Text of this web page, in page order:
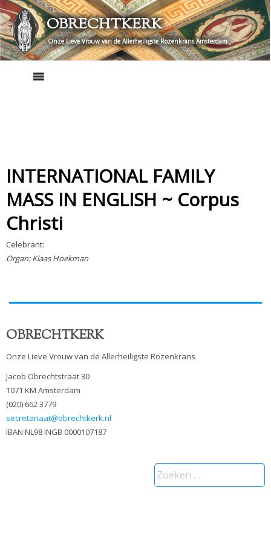
Skip
to
content
OBRECHTKERK
Onze Lieve Vrouw van de Allerheiligste Rozenkrans Amsterdam
INTERNATIONAL FAMILY
MASS IN ENGLISH ~ Corpus
Christi
Celebrant:
Organ: Klaas Hoekman
OBRECHTKERK
Onze Lieve Vrouw van de Allerheiligste Rozenkrans
Jacob Obrechtstraat 30
1071 KM Amsterdam
(020) 662 3779
secretariaat@obrechtkerk.nl
IBAN NL98 INGB 0000107187
Zoeken
naar: